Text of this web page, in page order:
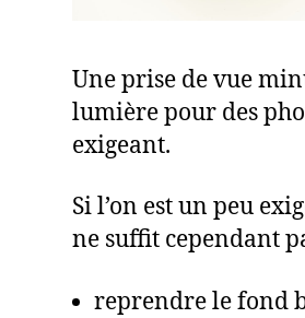
Une prise de vue
lumière pour des
exigeant.
Si l’on est un peu
ne suffit cependant
reprendre le fond